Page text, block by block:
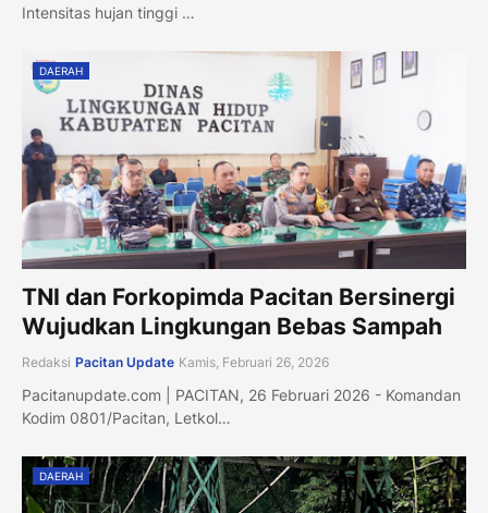
Intensitas hujan tinggi …
DAERAH
TNI dan Forkopimda Pacitan Bersinergi
Wujudkan Lingkungan Bebas Sampah
Redaksi Pacitan Update Kamis, Februari 26, 2026
Pacitanupdate.com | PACITAN, 26 Februari 2026 - Komandan
Kodim 0801/Pacitan, Letkol…
DAERAH